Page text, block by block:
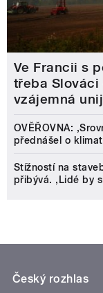
Ve Francii s
třeba Slováci
vzájemná
OVĚŘOVNA:
přednášel o
Stížností na
přibývá. ‚Lidé by
Český rozhlas